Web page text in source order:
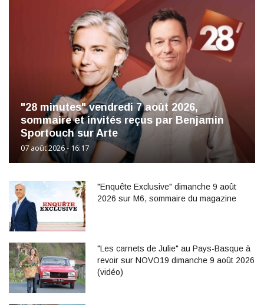
"28 minutes" vendredi 7 août 2026,
sommaire et invités reçus par Benjamin
Sportouch sur Arte
07 août 2026 - 16:17
"Enquête Exclusive" dimanche 9 août
2026 sur M6, sommaire du magazine
"Les carnets de Julie" au Pays-Basque à
revoir sur NOVO19 dimanche 9 août 2026
(vidéo)